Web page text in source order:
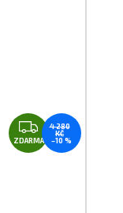
Z
D
ZDARMA
4 280
KČ
–10 %